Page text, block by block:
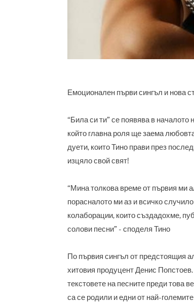
Емоционален първи сингъл и нова
“Била си ти” се появява в
който главна роля ще заема
дуети, които Тино прави през
изцяло свой свят!
“Мина толкова време от първия ми
порасналото ми аз и всичко
колаборации, които създадохме,
солови песни” - споделя Тино
По първия сингъл от предстоящия
хитовия продуцент Денис
текстовете на песните преди това
са се родили и едни от най-